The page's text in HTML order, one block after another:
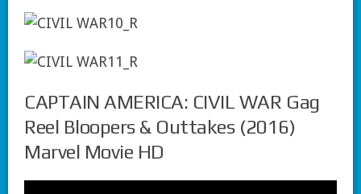
CAPTAIN AMERICA: CIVIL WAR Gag
Reel Bloopers & Outtakes (2016)
Marvel Movie HD